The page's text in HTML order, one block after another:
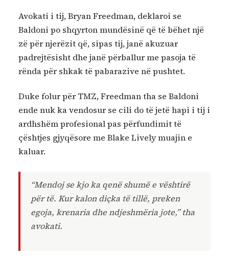
Avokati i tij, Bryan Freedman, deklaroi se
Baldoni po shqyrton mundësinë që të bëhet një
zë për njerëzit që, sipas tij, janë akuzuar
padrejtësisht dhe janë përballur me pasoja të
rënda për shkak të pabarazive në pushtet.
Duke folur për TMZ, Freedman tha se Baldoni
ende nuk ka vendosur se cili do të jetë hapi i tij i
ardhshëm profesional pas përfundimit të
çështjes gjyqësore me Blake Lively muajin e
kaluar.
“Mendoj se kjo ka qenë shumë e vështirë
për të. Kur kalon diçka të tillë, preken
egoja, krenaria dhe ndjeshmëria jote,” tha
avokati.